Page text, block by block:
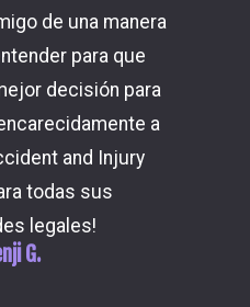
de una manera
para que
decisión para
a
and Injury
todas sus
legales!
G.